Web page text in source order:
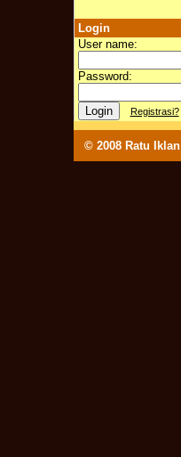
Login
User name:
Password:
Registrasi?
© 2008 Ratu Iklan